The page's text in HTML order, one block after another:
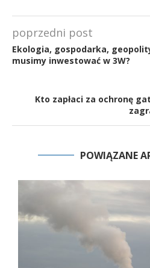
poprzedni post
Ekologia, gospodarka,
musimy inwestować w 3W?
Kto zapłaci za ochronę
POWIĄZANE